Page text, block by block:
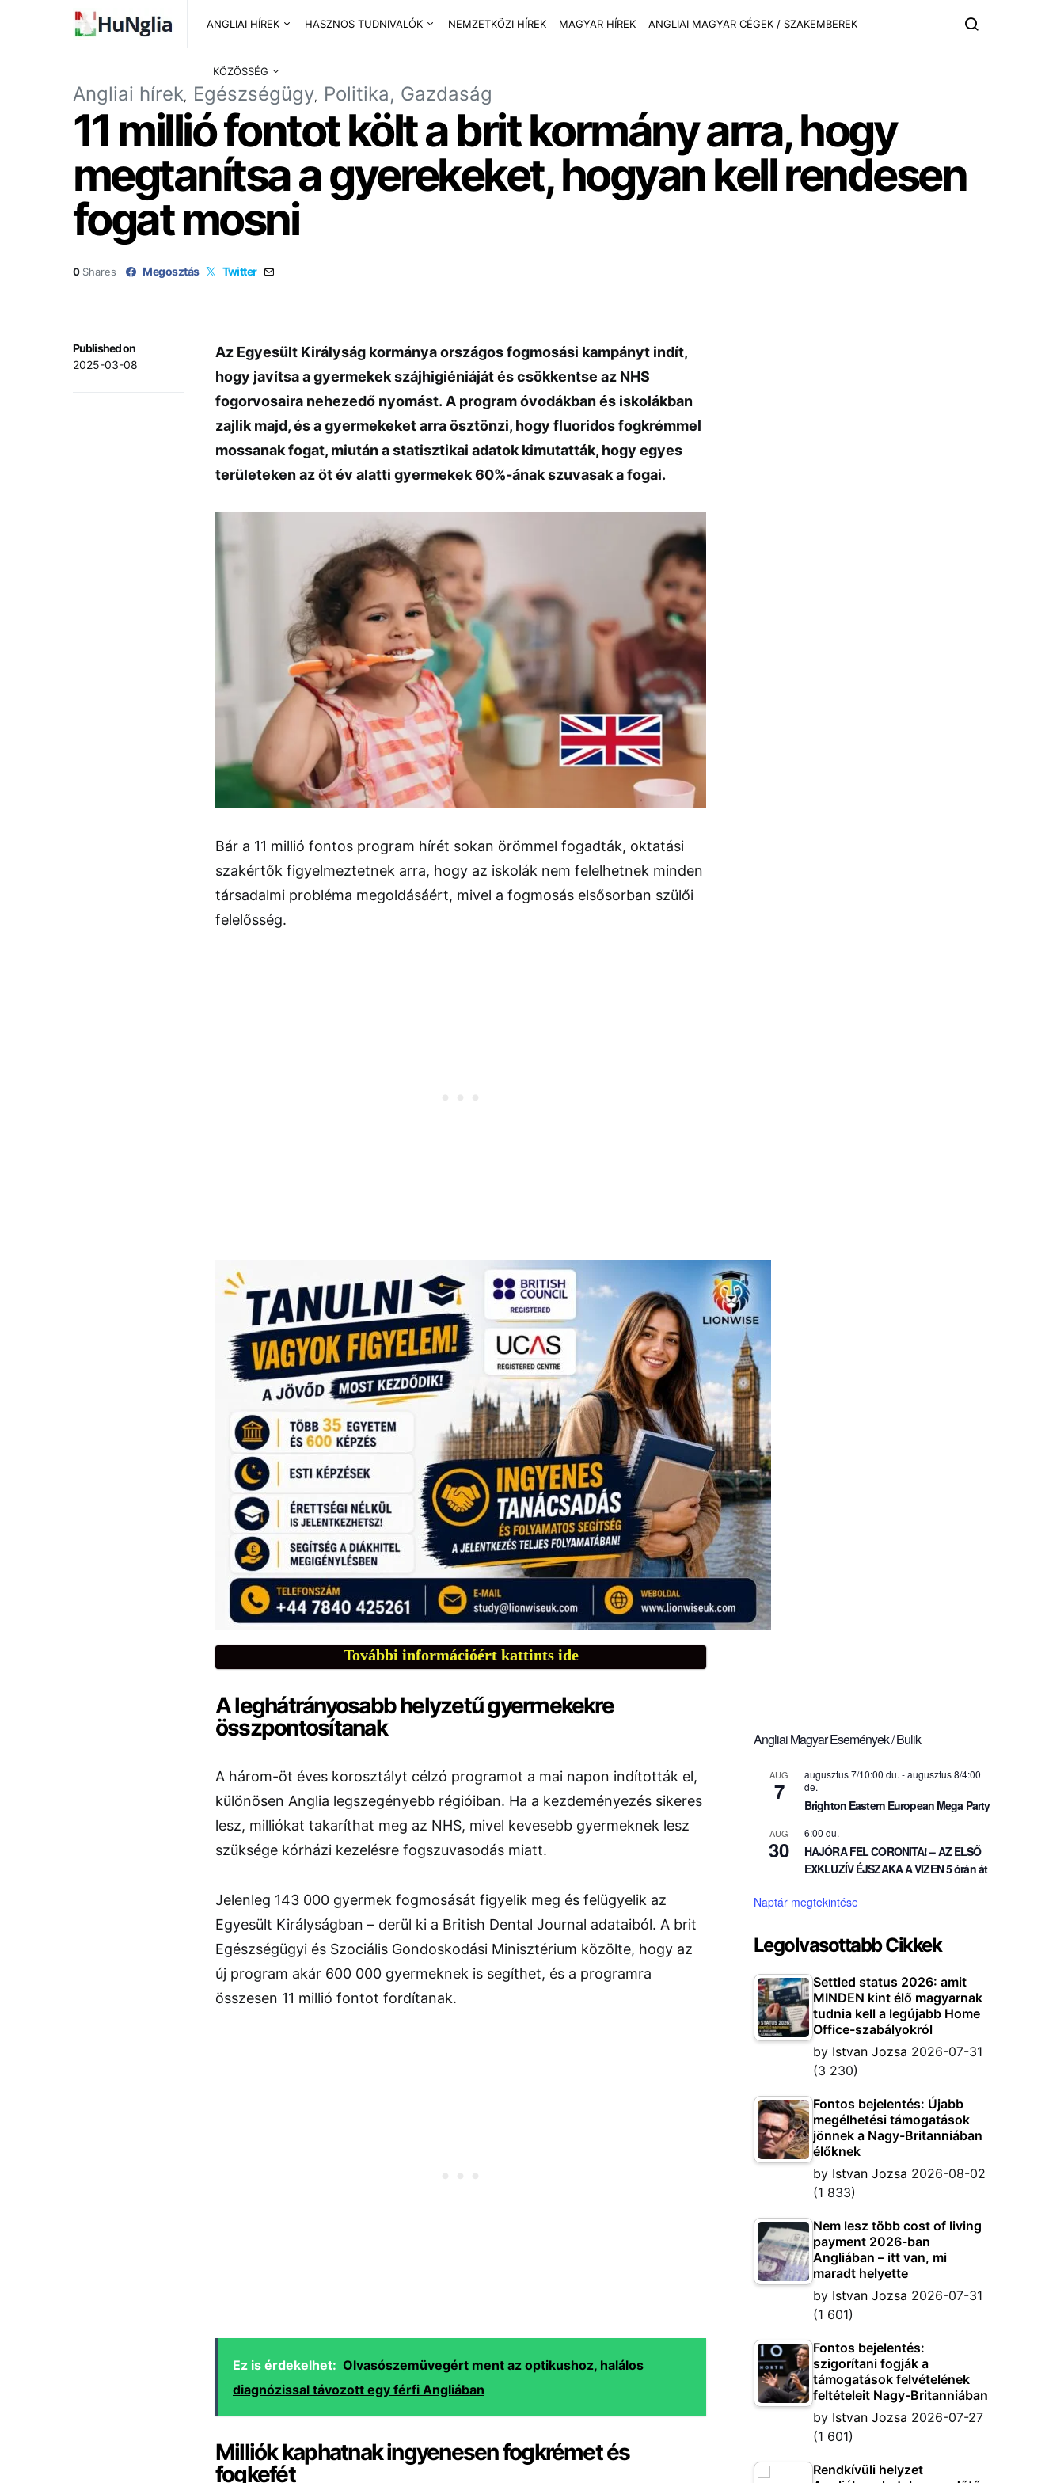
ANGLIAI HÍREK HASZNOS TUDNIVALÓK NEMZETKÖZI HÍREK MAGYAR HÍREK ANGLIAI MAGYAR CÉGEK / SZAKEMBEREK
KÖZÖSSÉG
Angliai hírek Egészségügy Politika, Gazdaság
11 millió fontot költ a brit kormány arra, hogy
megtanítsa a gyerekeket, hogyan kell rendesen
fogat mosni
0 Shares Megosztás Twitter
Published on
2025-03-08
Az Egyesült Királyság kormánya országos fogmosási kampányt indít,
hogy javítsa a gyermekek szájhigiéniáját és csökkentse az NHS
fogorvosaira nehezedő nyomást. A program óvodákban és iskolákban
zajlik majd, és a gyermekeket arra ösztönzi, hogy fluoridos fogkrémmel
mossanak fogat, miután a statisztikai adatok kimutatták, hogy egyes
területeken az öt év alatti gyermekek 60%-ának szuvasak a fogai.
Bár a 11 millió fontos program hírét sokan örömmel fogadták, oktatási
szakértők figyelmeztetnek arra, hogy az iskolák nem felelhetnek minden
társadalmi probléma megoldásáért, mivel a fogmosás elsősorban szülői
felelősség.
További információért kattints ide
A leghátrányosabb helyzetű gyermekekre
összpontosítanak
A három-öt éves korosztályt célzó programot a mai napon indították el,
különösen Anglia legszegényebb régióiban. Ha a kezdeményezés sikeres
lesz, milliókat takaríthat meg az NHS, mivel kevesebb gyermeknek lesz
szüksége kórházi kezelésre fogszuvasodás miatt.
Jelenleg 143 000 gyermek fogmosását figyelik meg és felügyelik az
Egyesült Királyságban – derül ki a British Dental Journal adataiból. A brit
Egészségügyi és Szociális Gondoskodási Minisztérium közölte, hogy az
új program akár 600 000 gyermeknek is segíthet, és a programra
összesen 11 millió fontot fordítanak.
Ez is érdekelhet: Olvasószemüvegért ment az optikushoz, halálos
diagnózissal távozott egy férfi Angliában
Milliók kaphatnak ingyenesen fogkrémet és
fogkefét
Angliai Magyar Események / Bulik
AUG
7
augusztus 7/10:00 du. -augusztus 8/4:00
de.
Brighton Eastern European Mega Party
AUG
30
6:00 du.
HAJÓRA FEL CORONITA! – AZ ELSŐ
EXKLUZÍV ÉJSZAKA A VIZEN 5 órán át
Naptár megtekintése
Legolvasottabb Cikkek
Settled status 2026: amit
MINDEN kint élő magyarnak
tudnia kell a legújabb Home
Office-szabályokról
by Istvan Jozsa 2026-07-31
(3 230)
Fontos bejelentés: Újabb
megélhetési támogatások
jönnek a Nagy-Britanniában
élőknek
by Istvan Jozsa 2026-08-02
(1 833)
Nem lesz több cost of living
payment 2026-ban
Angliában – itt van, mi
maradt helyette
by Istvan Jozsa 2026-07-31
(1 601)
Fontos bejelentés:
szigorítani fogják a
támogatások felvételének
feltételeit Nagy-Britanniában
by Istvan Jozsa 2026-07-27
(1 601)
Rendkívüli helyzet